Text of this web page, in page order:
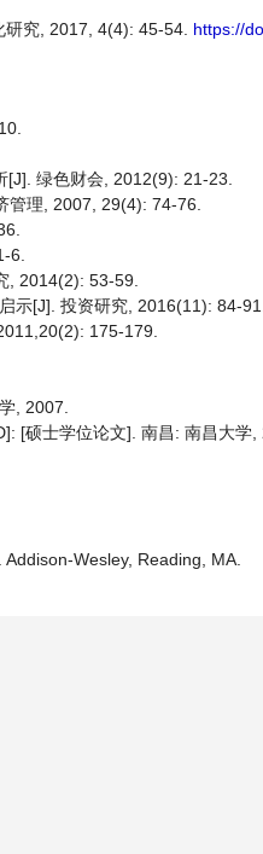
究, 2017, 4(4): 45-54. https://
绿色财会, 2012(9): 21-23.
管理, 2007, 29(4): 74-76.
6.
, 2014(2): 53-59.
示[J]. 投资研究, 2016(11): 84-91.
175-179.
, 2007.
[硕士学位论文]. 南昌: 南昌大学,
Wesley, Reading, MA.